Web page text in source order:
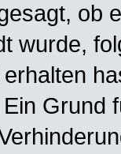
ob
wurde,
Grund